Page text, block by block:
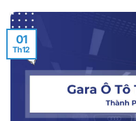
01
Th12